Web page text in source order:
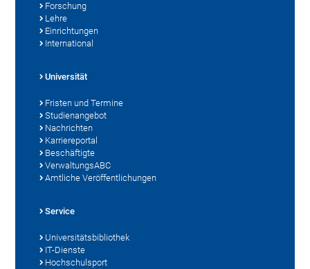
Forschung
Lehre
Einrichtungen
International
Universität
Fristen und Termine
Studienangebot
Nachrichten
Karriereportal
Beschäftigte
VerwaltungsABC
Amtliche Veröffentlichungen
Service
Universitätsbibliothek
IT-Dienste
Hochschulsport